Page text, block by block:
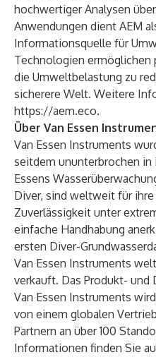
hochwertiger Analysen
Anwendungen dient AEM
Informationsquelle für
Technologien ermöglichen
die Umweltbelastung zu
sicherere Welt. Weitere
https://aem.eco.
Über Van Essen
Van Essen Instruments
seitdem ununterbrochen in
Essens
Diver, sind weltweit für
Zuverlässigkeit unter
einfache Handhabung
ersten Diver-
Van Essen Instruments
verkauft. Das Produkt-
Van Essen Instruments
von einem globalen
Partnern an über 100
Informationen finden Sie